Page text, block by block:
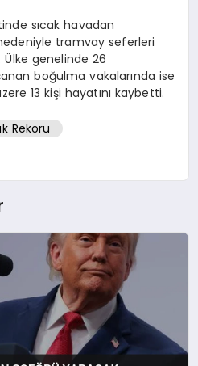
sıcak havadan
tramvay seferleri
genelinde 26
boğulma vakalarında ise
13 kişi hayatını kaybetti.
Rekoru